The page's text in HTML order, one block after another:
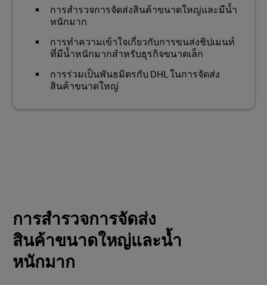
การสำรวจการจัดส่งสินค้าขนาดใหญ่และมีน้ำ
หนักมาก
การทำความเข้าใจเกี่ยวกับการขนส่งชิปเมนท์
ที่มีน้ำหนักมากสำหรับธุรกิจขนาดเล็ก
การร่วมเป็นพันธมิตรกับ DHL ในการจัดส่ง
สินค้าขนาดใหญ่
การสำรวจการจัดส่ง
สินค้าขนาดใหญ่และน้ำ
หนักมาก